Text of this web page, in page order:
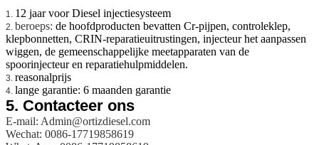
1. 12 jaar voor Diesel injectiesysteem
2. beroeps: de hoofdproducten bevatten Cr-pijpen, controleklep,
klepbonnetten, CRIN-reparatieuitrustingen, injecteur het aanpassen
wiggen, de gemeenschappelijke meetapparaten van de
spoorinjecteur en reparatiehulpmiddelen.
3. reasonalprijs
4. lange garantie: 6 maanden garantie
5. Contacteer ons
E-mail: Admin@ortizdiesel.com
Wechat: 0086-17719858619